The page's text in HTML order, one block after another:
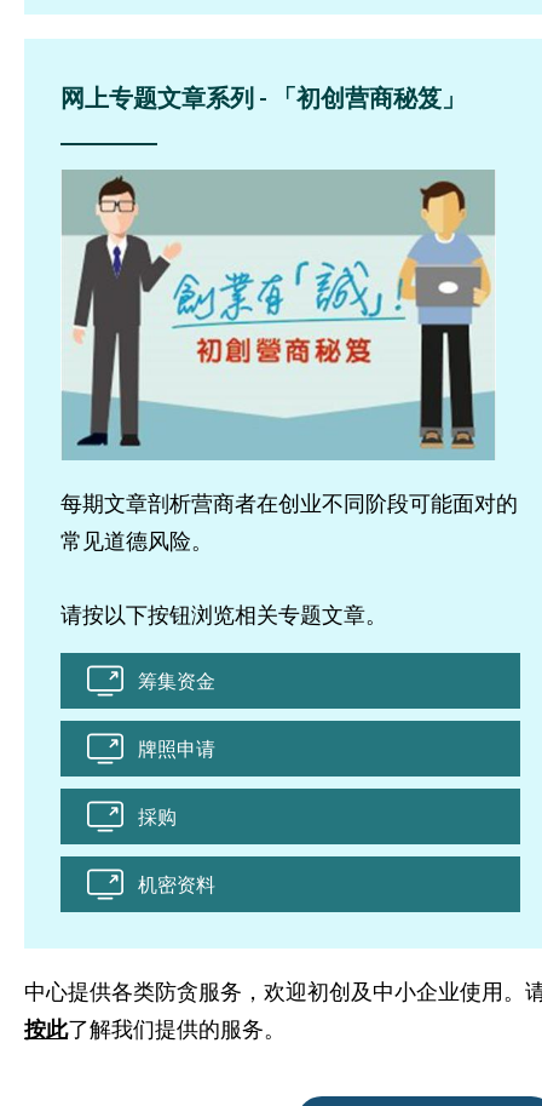
网上专题文章系列 - 「初创营商秘笈」
每期文章剖析营商者在创业不同阶段可能面对的
常见道德风险。
请按以下按钮浏览相关专题文章。
筹集资金
牌照申请
採购
机密资料
中心提供各类防贪服务，欢迎初创及中小企业使用。
按此了解我们提供的服务。